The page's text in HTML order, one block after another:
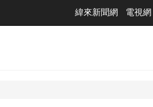
緯來新聞網 電視網